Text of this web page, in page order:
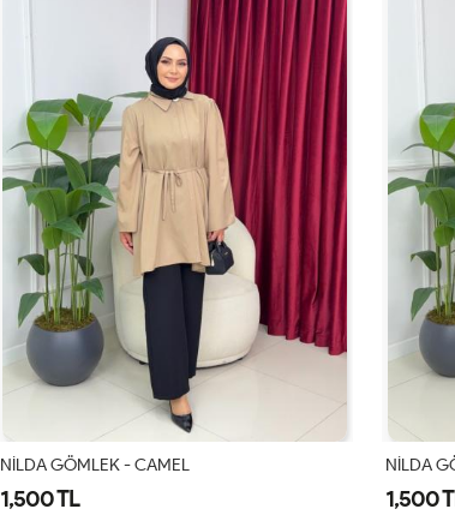
NİLDA GÖMLEK - CAMEL
1,500 TL
NİLDA
1,500